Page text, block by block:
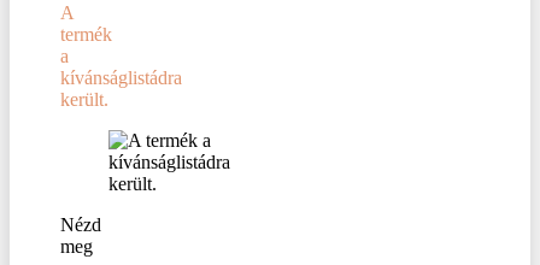
A
termék
a
kívánságlistádra
került.
Nézd
meg